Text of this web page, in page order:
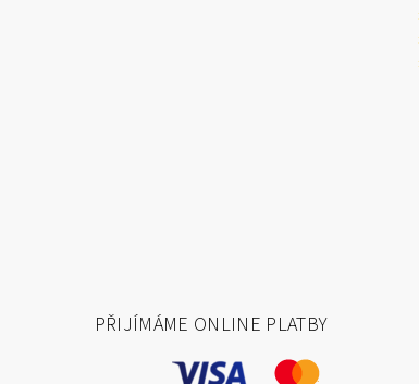
PŘIJÍMÁME ONLINE PLATBY